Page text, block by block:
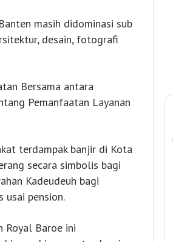
masih didominasi sub
desain, fotografi
Bersama antara
Pemanfaatan Layanan
terdampak banjir di Kota
secara simbolis bagi
Kadeudeuh bagi
usai pension.
Royal Baroe ini